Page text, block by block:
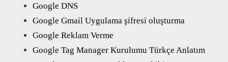
Google DNS
Google Gmail Uygulama şifresi oluşturma
Google Reklam Verme
Google Tag Manager Kurulumu Türkçe Anlatım